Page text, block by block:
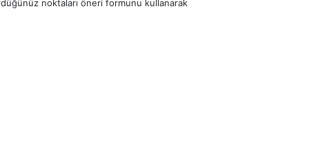
noktaları öneri formunu kullanarak